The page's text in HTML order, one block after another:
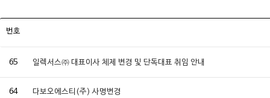
번호
65 일렉서스㈜ 대표이사 체제 변경 및 단독대표 취임 안내
64 다보오에스티(주) 사명변경